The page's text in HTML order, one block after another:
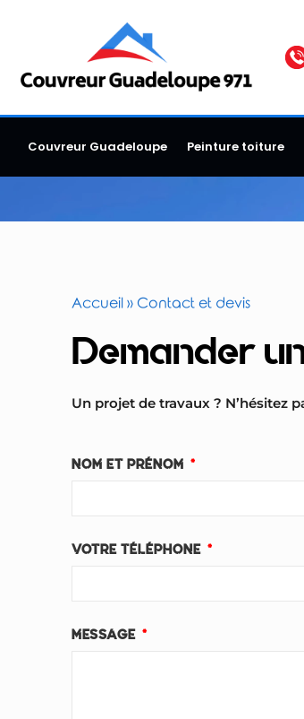
Couvreur Guadeloupe Peinture toiture
Accueil » Contact et devis
Demander
Un projet de travaux ? N’hésitez
NOM ET PRÉNOM
VOTRE TÉLÉPHONE
MESSAGE